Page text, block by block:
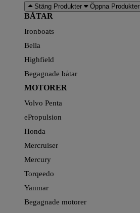
Stäng Produkter Öppna Produkter
BÅTAR
Ironboats
Bella
Highfield
Begagnade båtar
MOTORER
Volvo Penta
ePropulsion
Honda
Mercruiser
Mercury
Torqeedo
Yanmar
Begagnade motorer